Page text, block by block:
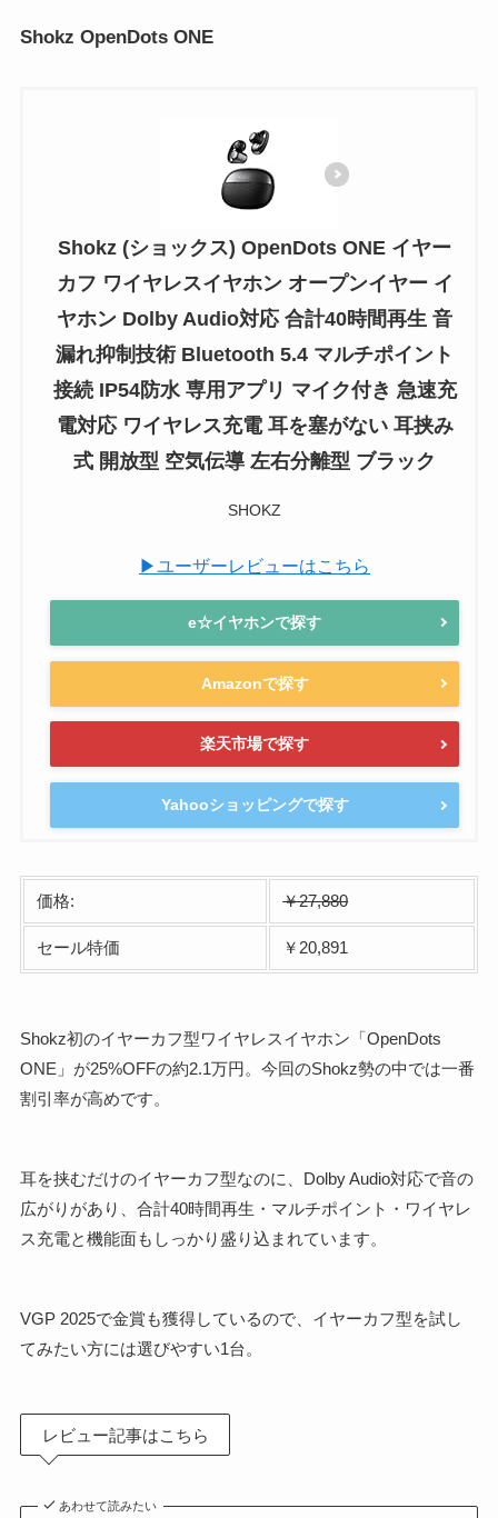
Shokz OpenDots ONE
Shokz (ショックス) OpenDots ONE イヤー
カフ ワイヤレスイヤホン オープンイヤー イ
ヤホン Dolby Audio対応 合計40時間再生 音
漏れ抑制技術 Bluetooth 5.4 マルチポイント
接続 IP54防水 専用アプリ マイク付き 急速充
電対応 ワイヤレス充電 耳を塞がない 耳挟み
式 開放型 空気伝導 左右分離型 ブラック
SHOKZ
▶ユーザーレビューはこちら
e☆イヤホンで探す
Amazonで探す
楽天市場で探す
Yahooショッピングで探す
価格: ￥27,880
セール特価 ￥20,891
Shokz初のイヤーカフ型ワイヤレスイヤホン「OpenDots
ONE」が25%OFFの約2.1万円。今回のShokz勢の中では一番
割引率が高めです。
耳を挟むだけのイヤーカフ型なのに、Dolby Audio対応で音の
広がりがあり、合計40時間再生・マルチポイント・ワイヤレ
ス充電と機能面もしっかり盛り込まれています。
VGP 2025で金賞も獲得しているので、イヤーカフ型を試し
てみたい方には選びやすい1台。
レビュー記事はこちら
あわせて読みたい